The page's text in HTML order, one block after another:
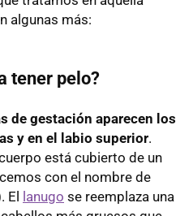
algunas más:
tener pelo?
de gestación aparecen los
y en el labio superior.
está cubierto de un
con el nombre de
El lanugo se reemplaza una